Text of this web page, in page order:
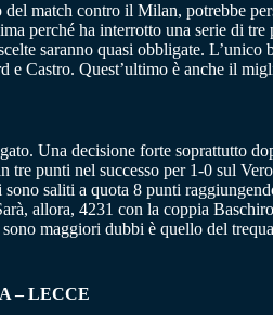
match contro il Milan, potrebbe
perché ha interrotto una serie di
saranno quasi obbligate.
e Castro. Quest’ultimo è anche il
Una decisione forte soprattutto
punti nel successo per 1-0 sul
saliti a quota 8 punti
allora, 4231 con la coppia
maggiori dubbi è quello del
– LECCE